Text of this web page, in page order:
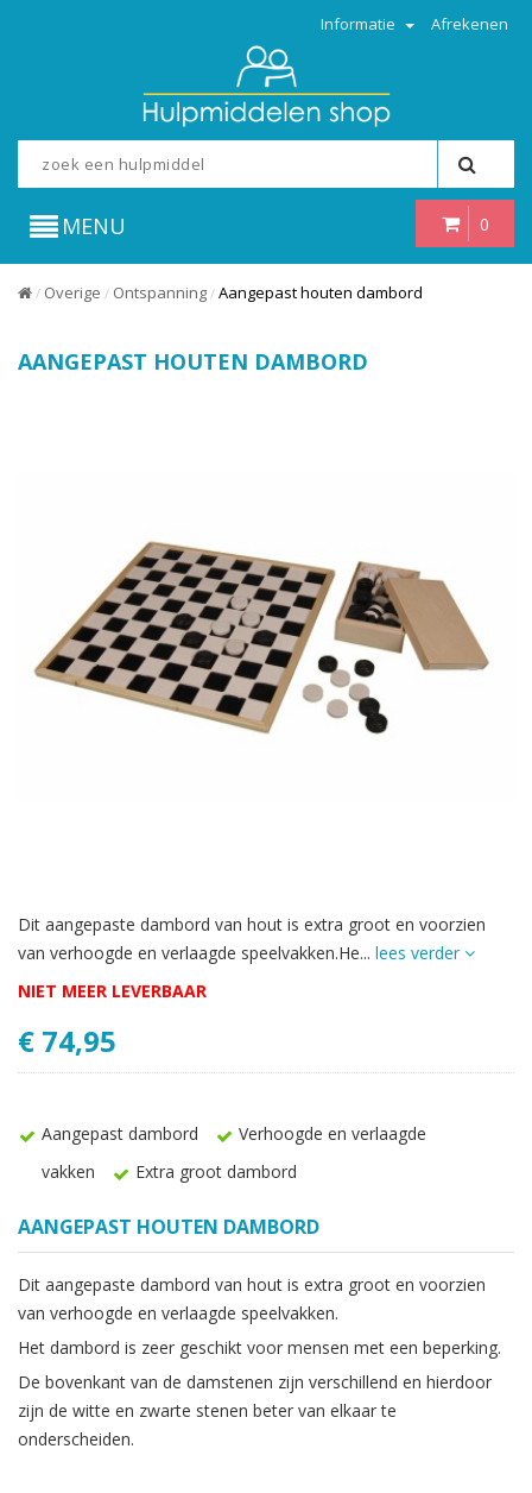
Informatie Afrekenen
0
MENU
/ Overige / Ontspanning / Aangepast houten dambord
AANGEPAST HOUTEN DAMBORD
Dit aangepaste dambord van hout is extra groot en voorzien
van verhoogde en verlaagde speelvakken.He... lees verder
NIET MEER LEVERBAAR
€ 74,95
Aangepast dambord
Verhoogde en verlaagde
vakken
Extra groot dambord
AANGEPAST HOUTEN DAMBORD
Dit aangepaste dambord van hout is extra groot en voorzien
van verhoogde en verlaagde speelvakken.
Het dambord is zeer geschikt voor mensen met een beperking.
De bovenkant van de damstenen zijn verschillend en hierdoor
zijn de witte en zwarte stenen beter van elkaar te
onderscheiden.